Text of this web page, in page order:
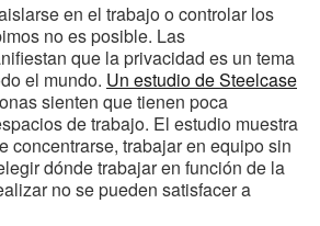
en el trabajo o controlar los
no es posible. Las
que la privacidad es un tema
el mundo. Un estudio de Steelcase
sienten que tienen poca
de trabajo. El estudio muestra
concentrarse, trabajar en equipo sin
dónde trabajar en función de la
no se pueden satisfacer a